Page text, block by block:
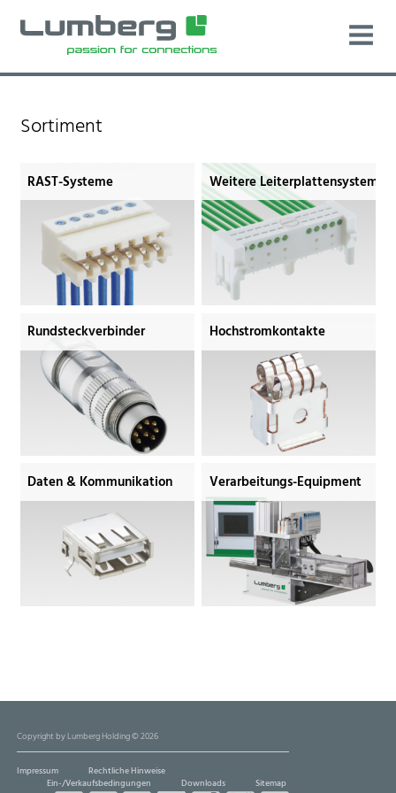
Sortiment
RAST-Systeme Weitere Leiterplattensysteme
Rundsteckverbinder Hochstromkontakte
Daten & Kommunikation Verarbeitungs-Equipment
Copyright by Lumberg Holding © 2026
Impressum
Rechtliche Hinweise
Ein-/Verkaufsbedingungen
Downloads Sitemap